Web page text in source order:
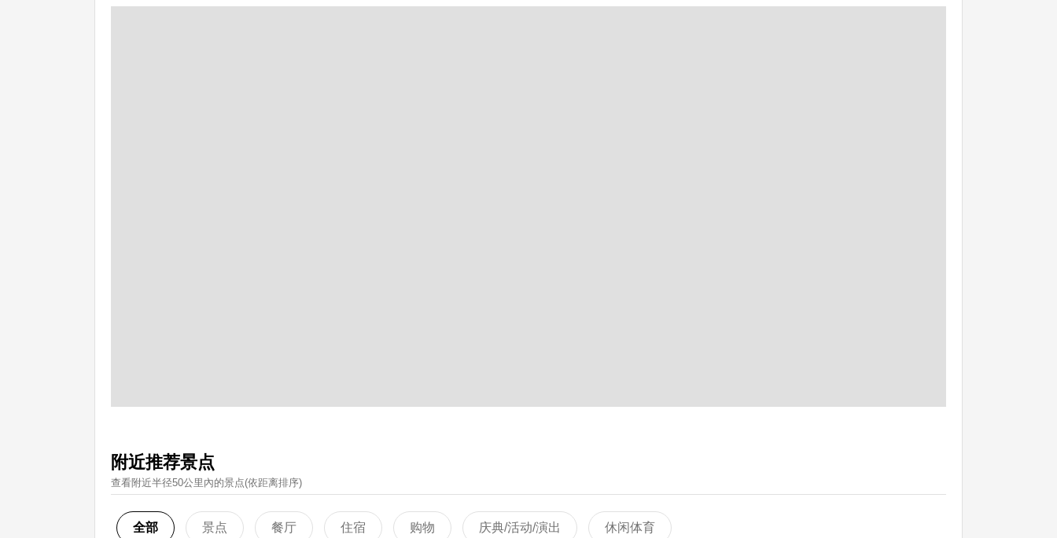
附近推荐景点
查看附近半径50公里內的景点(依距离排序)
全部 景点 餐厅 住宿 购物 庆典/活动/演出 休闲体育